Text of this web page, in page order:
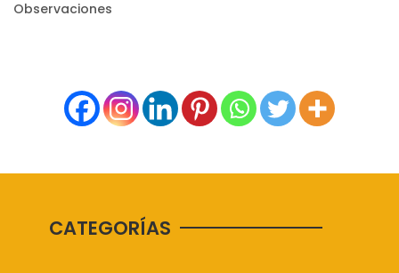
Observaciones
CATEGORÍAS